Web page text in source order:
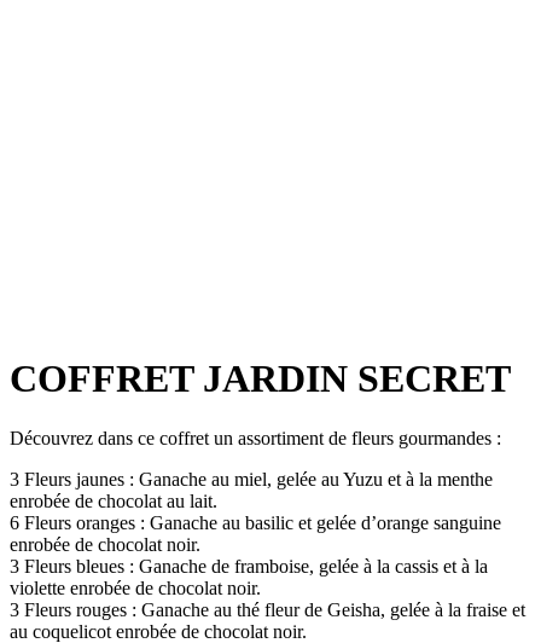
COFFRET JARDIN SECRET
Découvrez dans ce coffret un assortiment de fleurs gourmandes :
3 Fleurs jaunes : Ganache au miel, gelée au Yuzu et à la menthe
enrobée de chocolat au lait.
6 Fleurs oranges : Ganache au basilic et gelée d’orange sanguine
enrobée de chocolat noir.
3 Fleurs bleues : Ganache de framboise, gelée à la cassis et à la
violette enrobée de chocolat noir.
3 Fleurs rouges : Ganache au thé fleur de Geisha, gelée à la fraise et
au coquelicot enrobée de chocolat noir.